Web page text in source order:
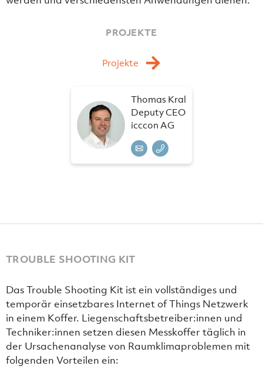
PROJEKTE
Projekte
Thomas Kral
Deputy CEO
icccon AG
TROUBLE SHOOTING KIT
Das Trouble Shooting Kit ist ein vollständiges und
temporär einsetzbares Internet of Things Netzwerk
in einem Koffer. Liegenschaftsbetreiber:innen und
Techniker:innen setzen diesen Messkoffer täglich in
der Ursachenanalyse von Raumklimaproblemen mit
folgenden Vorteilen ein: